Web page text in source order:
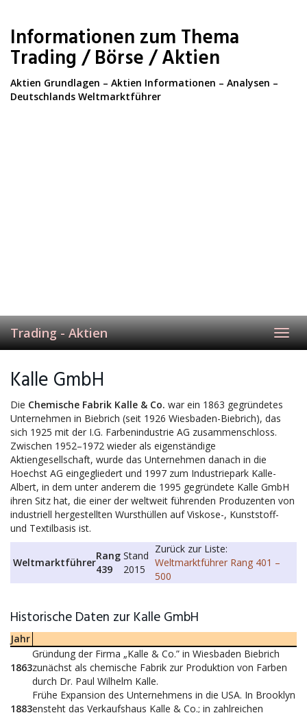
main
content
Informationen zum Thema
Trading / Börse / Aktien
Aktien Grundlagen – Aktien Informationen – Analysen –
Deutschlands Weltmarktführer
Trading - Aktien
Kalle GmbH
Die Chemische Fabrik Kalle & Co. war ein 1863 gegründetes
Unternehmen in Biebrich (seit 1926 Wiesbaden-Biebrich), das
sich 1925 mit der I.G. Farbenindustrie AG zusammenschloss.
Zwischen 1952–1972 wieder als eigenständige
Aktiengesellschaft, wurde das Unternehmen danach in die
Hoechst AG eingegliedert und 1997 zum Industriepark Kalle-
Albert, in dem unter anderem die 1995 gegründete Kalle GmbH
ihren Sitz hat, die einer der weltweit führenden Produzenten von
industriell hergestellten Wursthüllen auf Viskose-, Kunststoff-
und Textilbasis ist.
Weltmarktführer
Rang
439
Stand
2015
Zurück zur Liste:
Weltmarktführer Rang 401 –
500
Historische Daten zur Kalle GmbH
Jahr
1863
Gründung der Firma „Kalle & Co.” in Wiesbaden Biebrich
zunächst als chemische Fabrik zur Produktion von Farben
durch Dr. Paul Wilhelm Kalle.
1883
Frühe Expansion des Unternehmens in die USA. In Brooklyn
ensteht das Verkaufshaus Kalle & Co.; in zahlreichen